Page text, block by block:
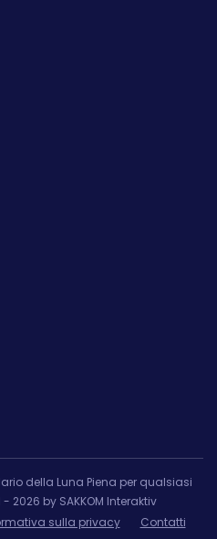
della Luna Piena per qualsiasi
2026 by SAKKOM Interaktiv
sulla privacy Contatti